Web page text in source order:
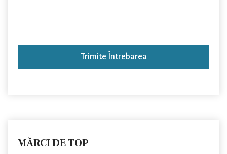
Trimite Întrebarea
MĂRCI DE TOP